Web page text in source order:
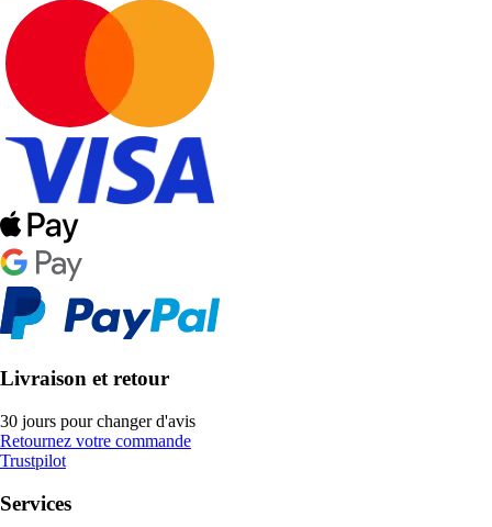
Livraison et retour
30 jours pour changer d'avis
Retournez votre commande
Trustpilot
Services